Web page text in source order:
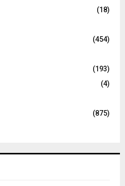
(18)
(454)
(193)
(4)
(875)